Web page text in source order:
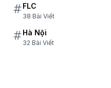
FLC
38 Bài Viết
Hà Nội
32 Bài Viết